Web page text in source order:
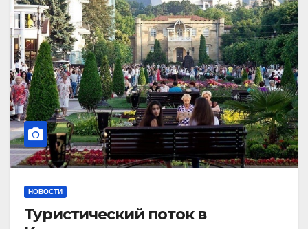
НОВОСТИ
Туристический поток в